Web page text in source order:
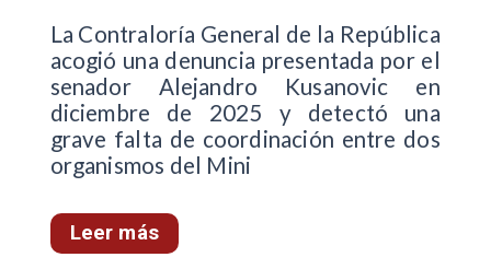
La Contraloría General de la República
acogió una denuncia presentada por el
senador Alejandro Kusanovic en
diciembre de 2025 y detectó una
grave falta de coordinación entre dos
organismos del Mini
Leer más